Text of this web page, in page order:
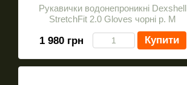
Рукавички водонепроникні Dexshell
StretchFit 2.0 Gloves чорні р. M
1 980 грн Купити